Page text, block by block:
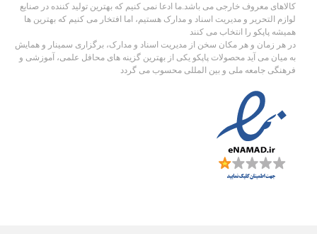
کالاهای معروف خارجی می باشد.ما ادعا نمی کنیم که بهترین تولید کننده در صنایع
لوازم التحریر و مدیریت اسناد و مدارک هستیم، اما افتخار می کنیم که بهترین ها
همیشه پاپکو را انتخاب می کنند
در هر زمان و هر مکان سخن از مدیریت اسناد و مدارک، برگزاری سمینار و همایش
به میان می آید محصولات پاپکو یکی از بهترین گزینه های محافل علمی، آموزشی و
فرهنگی جامعه ملی و بین المللی محسوب می گردد